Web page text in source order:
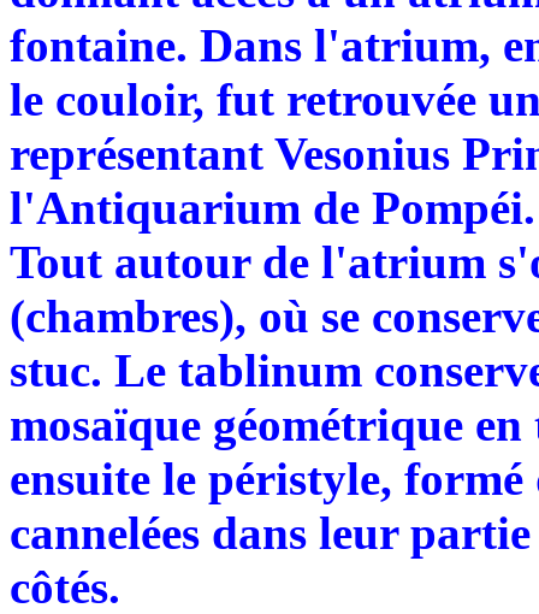
fontaine. Dans l'atrium,
le couloir, fut retrouvée
représentant Vesonius
l'Antiquarium de Pompéi.
Tout autour de l'atrium
(chambres), où se
stuc. Le tablinum
mosaïque géométrique
ensuite le péristyle, formé
cannelées dans leur
côtés.